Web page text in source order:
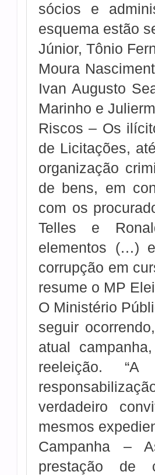
sócios e
esquema estão
Júnior, Tônio
Moura
Ivan Augusto
Marinho e
Riscos – Os
de Licitações,
organização
de bens, em
com os
Telles e
elementos (…)
corrupção em
resume o MP
O Ministério
seguir
atual
reeleição.
verdadeiro
mesmos
Campanha –
prestação de